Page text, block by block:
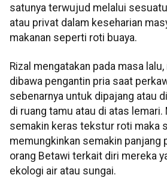
satunya terwujud melalui
atau privat dalam keseharian
makanan seperti roti buaya.
Rizal mengatakan pada masa
dibawa pengantin pria saat
sebenarnya untuk dipajang atau
di ruang tamu atau di atas lemari.
semakin keras tekstur roti maka
memungkinkan semakin panjang
orang Betawi terkait diri mereka
ekologi air atau sungai.